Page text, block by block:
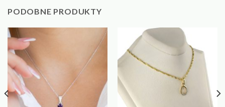
PODOBNE PRODUKTY